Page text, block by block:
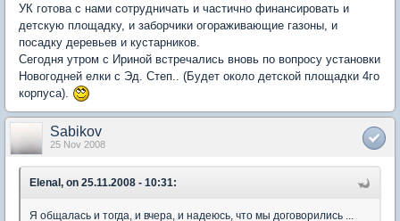
УК готова с нами сотрудничать и частично финансировать и
детскую площадку, и заборчики огораживающие газоны, и
посадку деревьев и кустарников.
Сегодня утром с Ириной встречались вновь по вопросу установки
Новогодней елки с Эд. Степ.. (Будет около детской площадки 4го
корпуса).
Sabikov
25 Nov 2008
ElenaI, on 25.11.2008 - 10:31:
Я общалась и тогда, и вчера, и надеюсь, что мы договорились ...